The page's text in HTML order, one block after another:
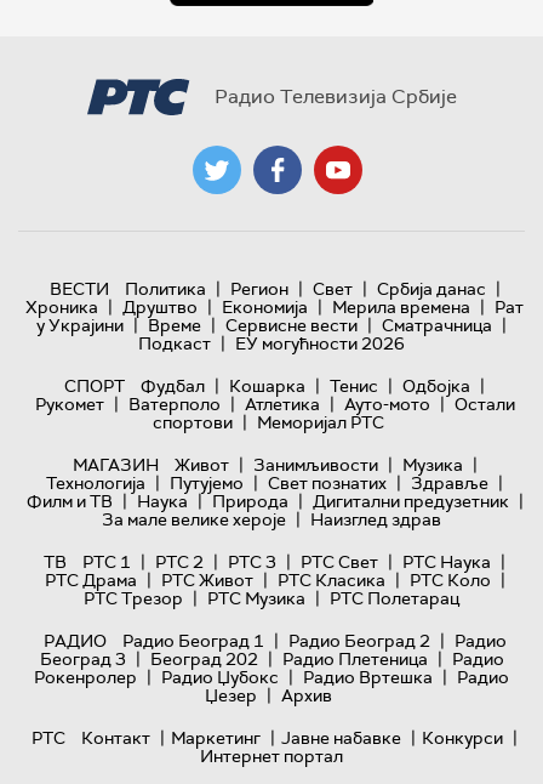
Радио Телевизија Србије
ВЕСТИ Политика | Регион | Свет | Србија данас |
Хроника | Друштво | Економија | Мерила времена | Рат
у Украјини | Време | Сервисне вести | Сматрачница |
Подкаст | ЕУ могућности 2026
СПОРТ
Фудбал | Кошарка | Тенис | Одбојка |
Рукомет | Ватерполо | Атлетика | Ауто-мото | Остали
спортови | Меморијал РТС
МАГАЗИН
Живот | Занимљивости | Музика |
Технологијa | Путујемо | Свет познатих | Здравље |
Филм и ТВ | Наука | Природа | Дигитални предузетник |
За мале велике хероје | Наизглед здрав
ТВ
РТС 1 | РТС 2 | РТС 3 | РТС Свет | РТС Наука |
РТС Драма | РТС Живот | РТС Класика | РТС Коло |
РТС Трезор | РТС Музика | РТС Полетарац
РАДИО
Радио Београд 1 | Радио Београд 2 | Радио
Београд 3 | Београд 202 | Радио Плетеница | Радио
Рокенролер | Радио Џубокс | Радио Вртешка | Радио
Џезер | Архив
РТС
Контакт | Маркетинг | Јавне набавке | Конкурси |
Интернет портал